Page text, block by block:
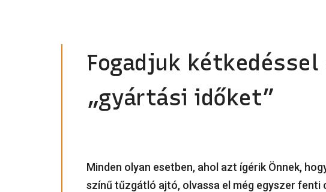
Fogadjuk
„gyártási időket”
Minden olyan esetben, ahol azt ígérik Önnek,
színű tűzgátló ajtó, olvassa el még egyszer fenti